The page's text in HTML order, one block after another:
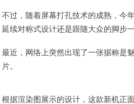
不过，随着屏幕打孔技术的成熟，今
延续对称式设计还是跟随大众的脚步
最近，网络上突然出现了一张据称是
片。
根据渲染图展示的设计，这款新机正